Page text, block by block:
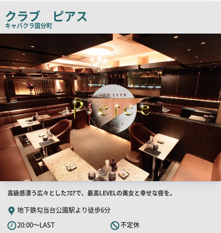
ピ
ー
クラブ ピアス
キャバクラ国分町
店
舗
PR
像
店
舗
PR
キ
高級感漂う広々としたﾌﾛｱで、最高LEVELの美女と幸せな夜を。
地下鉄勾当台公園駅より徒歩6分
20:00～LAST
不定休